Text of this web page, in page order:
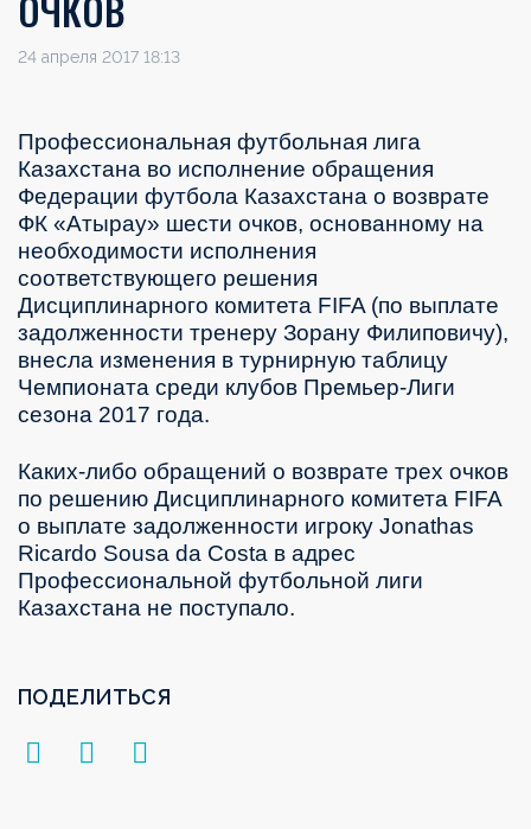
24 апреля 2017 18:13
Профессиональная футбольная лига
Казахстана во исполнение обращения
Федерации футбола Казахстана о возврате
ФК «Атырау» шести очков, основанному на
необходимости исполнения
соответствующего решения
Дисциплинарного комитета FIFA (по выплате
задолженности тренеру Зорану Филиповичу),
внесла изменения в турнирную таблицу
Чемпионата среди клубов Премьер-Лиги
сезона 2017 года.
Каких-либо обращений о возврате трех очков
по решению Дисциплинарного комитета FIFA
о выплате задолженности игроку Jonathas
Ricardo Sousa da Costa в адрес
Профессиональной футбольной лиги
Казахстана не поступало.
ПОДЕЛИТЬСЯ